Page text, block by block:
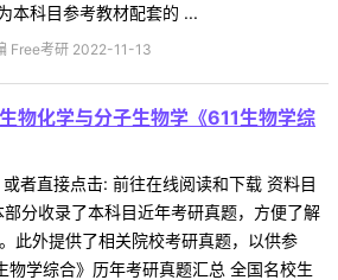
本科目参考教材配套的 ...
Free考研 2022-11-13
物化学与分子生物学《611生物学综
者直接点击: 前往在线阅读和下载 资料目
分收录了本科目近年考研真题，方便了解
此外提供了相关院校考研真题，以供参
物学综合》历年考研真题汇总 全国名校生